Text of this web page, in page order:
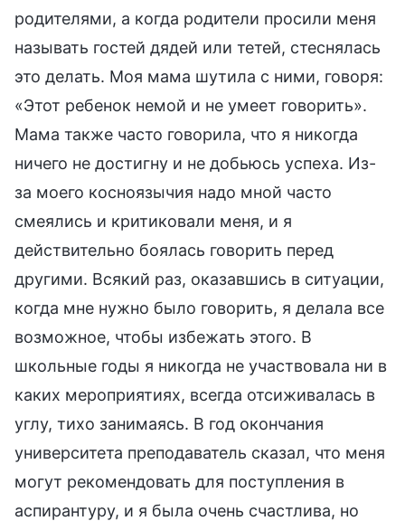
родителями, а когда родители просили меня
называть гостей дядей или тетей, стеснялась
это делать. Моя мама шутила с ними, говоря:
«Этот ребенок немой и не умеет говорить».
Мама также часто говорила, что я никогда
ничего не достигну и не добьюсь успеха. Из-
за моего косноязычия надо мной часто
смеялись и критиковали меня, и я
действительно боялась говорить перед
другими. Всякий раз, оказавшись в ситуации,
когда мне нужно было говорить, я делала все
возможное, чтобы избежать этого. В
школьные годы я никогда не участвовала ни в
каких мероприятиях, всегда отсиживалась в
углу, тихо занимаясь. В год окончания
университета преподаватель сказал, что меня
могут рекомендовать для поступления в
аспирантуру, и я была очень счастлива, но